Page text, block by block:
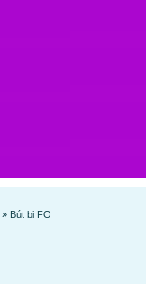
» Bút bi FO